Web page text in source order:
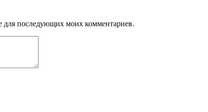
для последующих моих комментариев.